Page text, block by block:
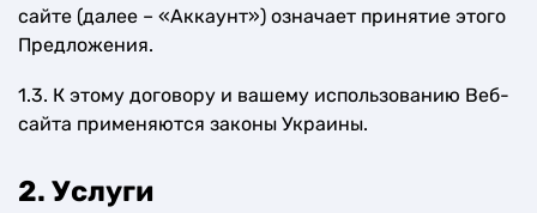
сайте (далее – «Аккаунт») означает принятие этого
Предложения.
1.3. К этому договору и вашему использованию Веб-
сайта применяются законы Украины.
2. Услуги